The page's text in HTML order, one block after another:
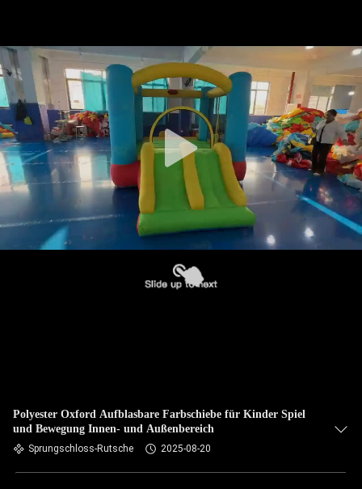
Polyester Oxford Aufblasbare Farbschiebe für Kinder Spiel
und Bewegung Innen- und Außenbereich
Sprungschloss-Rutsche 2025-08-20